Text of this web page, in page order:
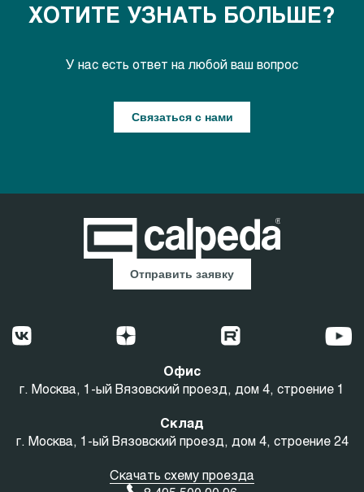
ХОТИТЕ УЗНАТЬ БОЛЬШЕ?
У нас есть ответ на любой ваш вопрос
Связаться с нами
Отправить заявку
Офис
г. Москва, 1-ый Вязовский проезд, дом 4, строение 1
Склад
г. Москва, 1-ый Вязовский проезд, дом 4, строение 24
Скачать схему проезда